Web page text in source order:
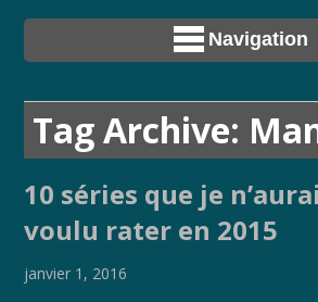
Navigation
Tag Archive:
10 séries que je
voulu rater en 2015
janvier 1, 2016